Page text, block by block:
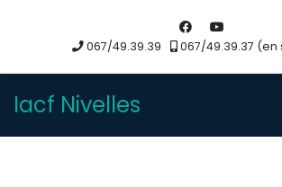
067/49.39.39 067/49.39.37 (en
Iacf Nivelles